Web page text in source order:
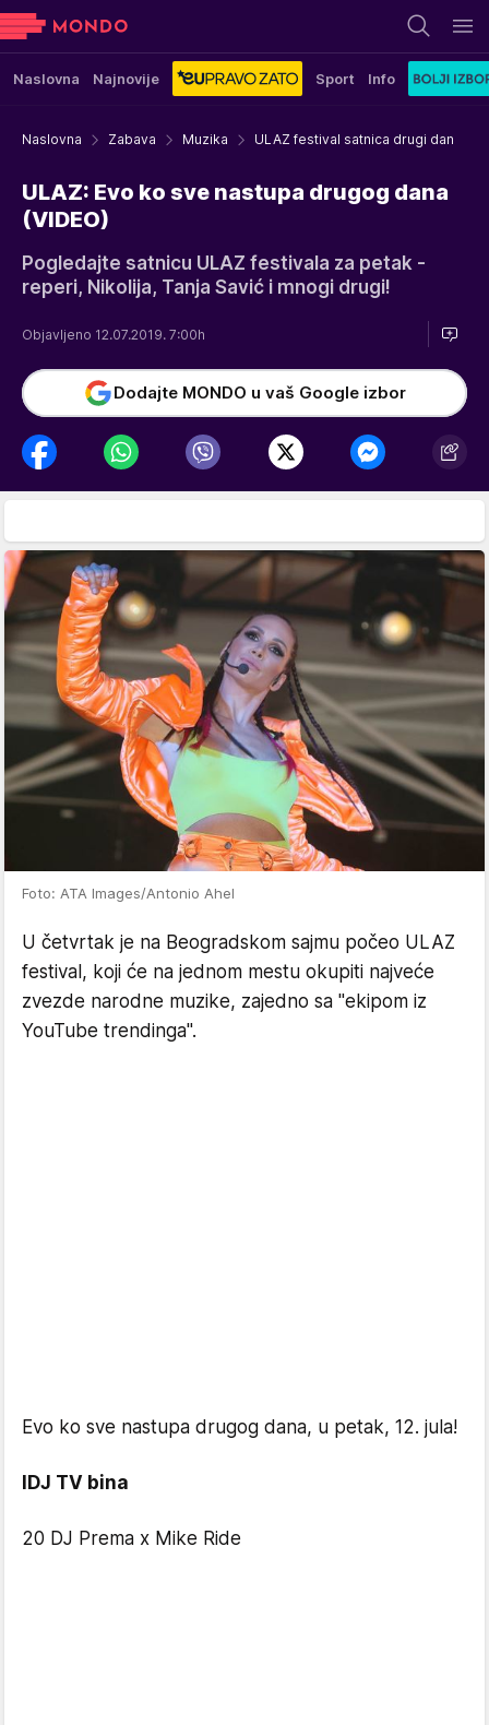
Naslovna Najnovije Sport Info
Naslovna Zabava Muzika ULAZ festival satnica drugi dan
ULAZ: Evo ko sve nastupa drugog dana
(VIDEO)
Pogledajte satnicu ULAZ festivala za petak -
reperi, Nikolija, Tanja Savić i mnogi drugi!
Objavljeno 12.07.2019. 7:00h
Dodajte MONDO u vaš Google izbor
Foto: ATA Images/Antonio Ahel
U četvrtak je na Beogradskom sajmu počeo ULAZ
festival, koji će na jednom mestu okupiti najveće
zvezde narodne muzike, zajedno sa "ekipom iz
YouTube trendinga".
Evo ko sve nastupa drugog dana, u petak, 12. jula!
IDJ TV bina
20 DJ Prema x Mike Ride